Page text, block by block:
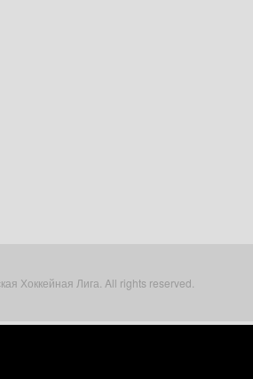
Хоккейная Лига. All rights reserved.